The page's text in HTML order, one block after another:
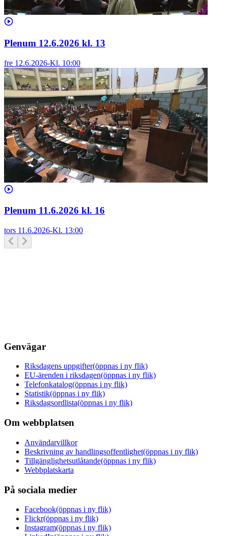
Plenum 12.6.2026 kl. 13
fre 12.6.2026-Kl. 10:00
Plenum 11.6.2026 kl. 16
tors 11.6.2026-Kl. 13:00
Genvägar
Riksdagens uppgifter(öppnas i ny flik)
EU-ärenden i riksdagen(öppnas i ny flik)
Telefonkatalog(öppnas i ny flik)
Statistik(öppnas i ny flik)
Riksdagsordlista(öppnas i ny flik)
Om webbplatsen
Användarvillkor
Beskrivning av handlingsoffentlighet(öppnas i ny flik)
Tillgänglighetsutlåtande(öppnas i ny flik)
Webbplatskarta
På sociala medier
Facebook(öppnas i ny flik)
Flickr(öppnas i ny flik)
Instagram(öppnas i ny flik)